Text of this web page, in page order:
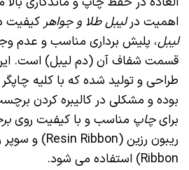
اهمیت درلیبل طلا و جواهر کیفیت
لیبل، پلیش برداری مناسب و
قسمت شفاف آن (دم لیبل) است.
طراحی و تولید شده که با کلیه
بوده و مشکلی در کالیبره کردن
برایچاپ مناسب و با کیفیت روی
Ribbon) استفاده می شود.